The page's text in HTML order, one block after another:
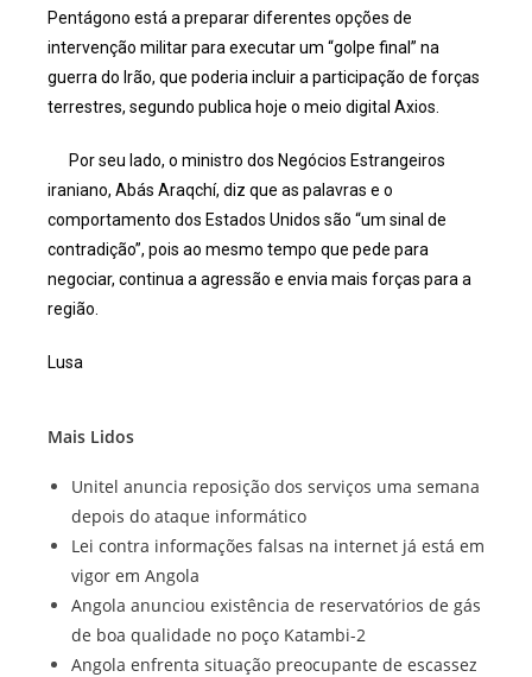
Pentágono está a preparar diferentes opções de
intervenção militar para executar um “golpe final” na
guerra do Irão, que poderia incluir a participação de forças
terrestres, segundo publica hoje o meio digital Axios.
Por seu lado, o ministro dos Negócios Estrangeiros
iraniano, Abás Araqchí, diz que as palavras e o
comportamento dos Estados Unidos são “um sinal de
contradição”, pois ao mesmo tempo que pede para
negociar, continua a agressão e envia mais forças para a
região.
Lusa
Mais Lidos
Unitel anuncia reposição dos serviços uma semana
depois do ataque informático
Lei contra informações falsas na internet já está em
vigor em Angola
Angola anunciou existência de reservatórios de gás
de boa qualidade no poço Katambi-2
Angola enfrenta situação preocupante de escassez